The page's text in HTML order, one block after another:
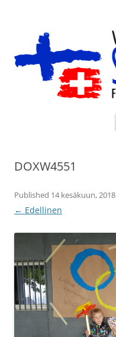
DOXW4551
Published 14 kesäkuun, 2018
← Edellinen